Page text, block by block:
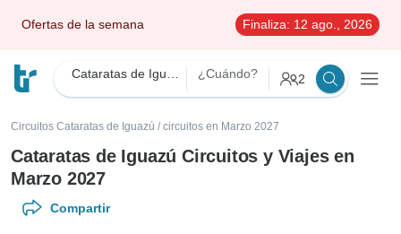
Ofertas de la semana Finaliza: 12 ago., 2026
¿Cuándo? 2
Circuitos Cataratas de Iguazú / circuitos en Marzo 2027
Cataratas de Iguazú Circuitos y Viajes en
Marzo 2027
Compartir